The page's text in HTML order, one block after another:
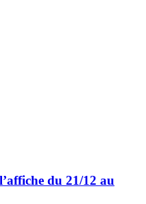
du 21/12 au